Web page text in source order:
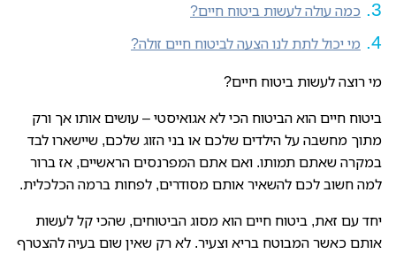
כמה עולה לעשות ביטוח חיים?
מי יכול לתת לנו הצעה לביטוח חיים זולה?
מי רוצה לעשות ביטוח חיים?
ביטוח חיים הוא הביטוח הכי לא אגואיסטי – עושים אותו אך ורק
מתוך מחשבה על הילדים שלכם או בני הזוג שלכם, שיישארו לבד
במקרה שאתם תמותו. ואם אתם המפרנסים הראשיים, אז ברור
למה חשוב לכם להשאיר אותם מסודרים, לפחות ברמה הכלכלית.
יחד עם זאת, ביטוח חיים הוא מסוג הביטוחים, שהכי קל לעשות
אותם כאשר המבוטח בריא וצעיר. לא רק שאין שום בעיה להצטרף